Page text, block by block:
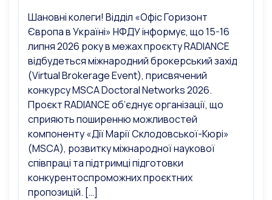
Шановні колеги! Відділ «Офіс Горизонт
Європа в Україні» НФДУ інформує, що 15-16
липня 2026 року в межах проєкту RADIANCE
відбудеться міжнародний брокерський захід
(Virtual Brokerage Event), присвячений
конкурсу MSCA Doctoral Networks 2026.
Проєкт RADIANCE об’єднує організації, що
сприяють поширенню можливостей
компоненту «Дії Марії Склодовської-Кюрі»
(MSCA), розвитку міжнародної наукової
співпраці та підтримці підготовки
конкурентоспроможних проєктних
пропозицій. […]